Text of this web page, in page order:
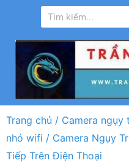
Trang chủ / Camera ngụy
nhỏ wifi / Camera Ngụy
Tiếp Trên Điện Thoại